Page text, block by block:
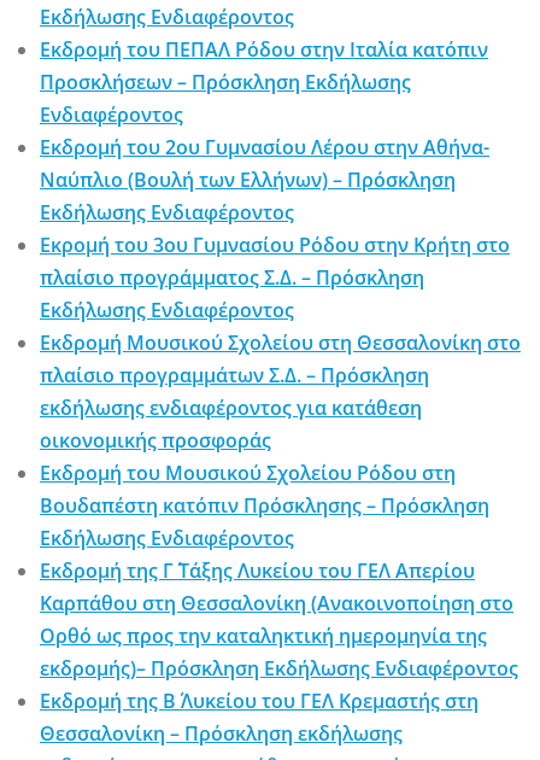
Εκδήλωσης Ενδιαφέροντος
Εκδρομή του ΠΕΠΑΛ Ρόδου στην Ιταλία κατόπιν
Προσκλήσεων – Πρόσκληση Εκδήλωσης
Ενδιαφέροντος
Εκδρομή του 2ου Γυμνασίου Λέρου στην Αθήνα-
Ναύπλιο (Βουλή των Ελλήνων) – Πρόσκληση
Εκδήλωσης Ενδιαφέροντος
Εκρομή του 3ου Γυμνασίου Ρόδου στην Κρήτη στο
πλαίσιο προγράμματος Σ.Δ. – Πρόσκληση
Εκδήλωσης Ενδιαφέροντος
Εκδρομή Μουσικού Σχολείου στη Θεσσαλονίκη στο
πλαίσιο προγραμμάτων Σ.Δ. – Πρόσκληση
εκδήλωσης ενδιαφέροντος για κατάθεση
οικονομικής προσφοράς
Εκδρομή του Μουσικού Σχολείου Ρόδου στη
Βουδαπέστη κατόπιν Πρόσκλησης – Πρόσκληση
Εκδήλωσης Ενδιαφέροντος
Εκδρομή της Γ΄ Τάξης Λυκείου του ΓΕΛ Απερίου
Καρπάθου στη Θεσσαλονίκη (Ανακοινοποίηση στο
Ορθό ως προς την καταληκτική ημερομηνία της
εκδρομής)– Πρόσκληση Εκδήλωσης Ενδιαφέροντος
Εκδρομή της Β΄ Λυκείου του ΓΕΛ Κρεμαστής στη
Θεσσαλονίκη – Πρόσκληση εκδήλωσης